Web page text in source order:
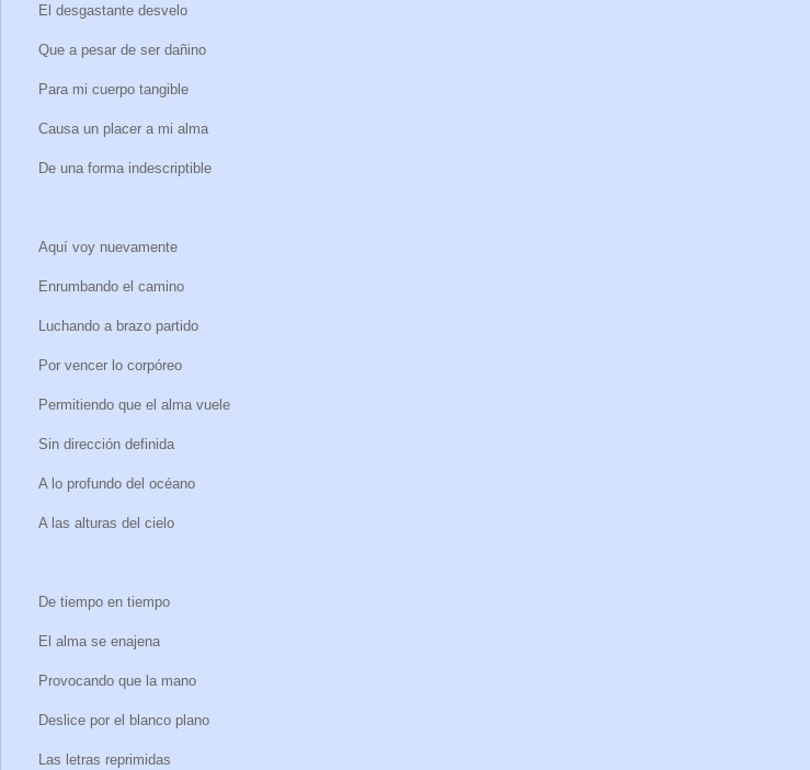
El desgastante desvelo
Que a pesar de ser dañino
Para mi cuerpo tangible
Causa un placer a mi alma
De una forma indescriptible
Aquí voy nuevamente
Enrumbando el camino
Luchando a brazo partido
Por vencer lo corpóreo
Permitiendo que el alma vuele
Sin dirección definida
A lo profundo del océano
A las alturas del cielo
De tiempo en tiempo
El alma se enajena
Provocando que la mano
Deslice por el blanco plano
Las letras reprimidas